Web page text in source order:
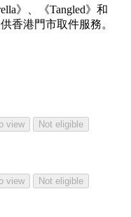
》、《Tangled》和
供香港門市取件服務。
view Not eligible
view Not eligible